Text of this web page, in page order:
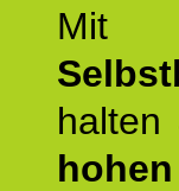
halten